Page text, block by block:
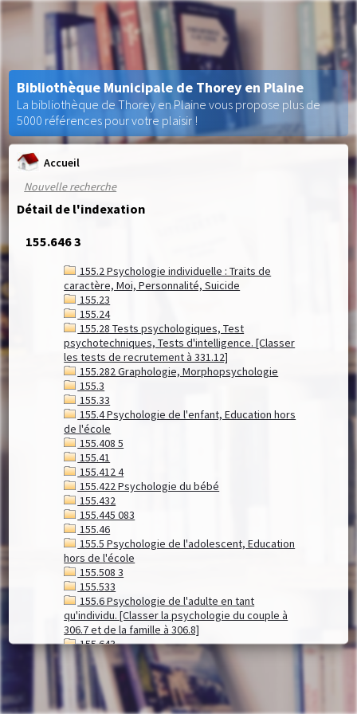
Accueil
Nouvelle recherche
Détail de l'indexation
155.646 3
155.2 Psychologie individuelle : Traits de
caractère, Moi, Personnalité, Suicide
155.23
155.24
155.28 Tests psychologiques, Test
psychotechniques, Tests d'intelligence. [Classer
les tests de recrutement à 331.12]
155.282 Graphologie, Morphopsychologie
155.3
155.33
155.4 Psychologie de l'enfant, Education hors
de l'école
155.408 5
155.41
155.412 4
155.422 Psychologie du bébé
155.432
155.445 083
155.46
155.5 Psychologie de l'adolescent, Education
hors de l'école
155.508 3
155.533
155.6 Psychologie de l'adulte en tant
qu'individu. [Classer la psychologie du couple à
306.7 et de la famille à 306.8]
155.643
155.646 3092
155.67 Psychologie de la personne âgée
155.916
155.93
Bibliothèque Municipale de Thorey en Plaine
La bibliothèque de Thorey en Plaine vous propose plus de
5000 références pour votre plaisir !